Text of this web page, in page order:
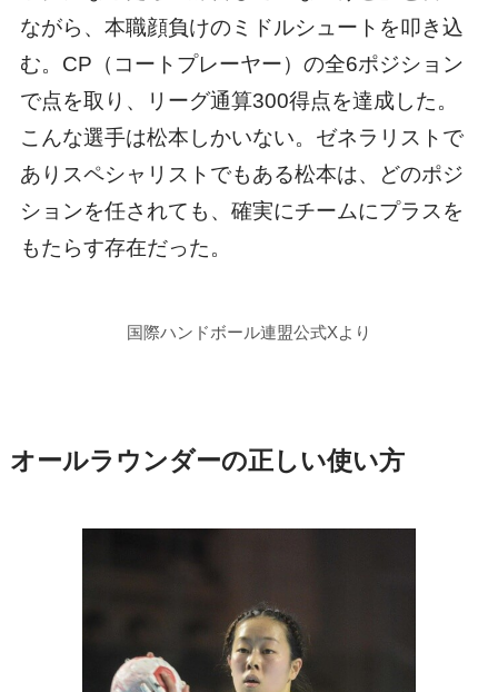
ながら、本職顔負けのミドルシュートを叩き込
む。CP（コートプレーヤー）の全6ポジション
で点を取り、リーグ通算300得点を達成した。
こんな選手は松本しかいない。ゼネラリストで
ありスペシャリストでもある松本は、どのポジ
ションを任されても、確実にチームにプラスを
もたらす存在だった。
国際ハンドボール連盟公式Xより
オールラウンダーの正しい使い方